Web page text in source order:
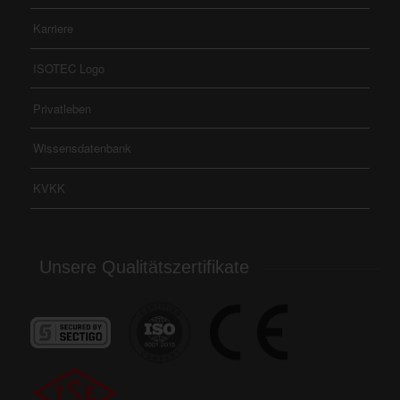
Karriere
ISOTEC Logo
Privatleben
Wissensdatenbank
KVKK
Unsere Qualitätszertifikate